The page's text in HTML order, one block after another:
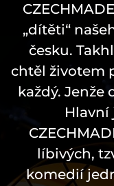
„dítěti“
česku.
chtěl životem
každý. Jenže
Hlavní
líbivých,
komedií